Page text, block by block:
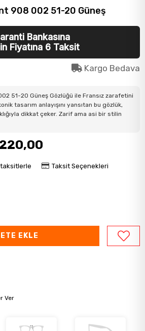
908 002 51-20 Güneş
Bankasına
Fiyatına 6 Taksit
Kargo Bedava
51-20 Güneş Gözlüğü ile Fransız zarafetini
tasarım anlayışını yansıtan bu gözlük,
dikkat çeker. Zarif ama asi bir stilin
Taksit Seçenekleri
Ver